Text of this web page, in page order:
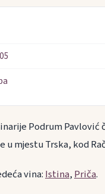
Podrum
u mjestu Trska, kod
vina: Istina, Priča.